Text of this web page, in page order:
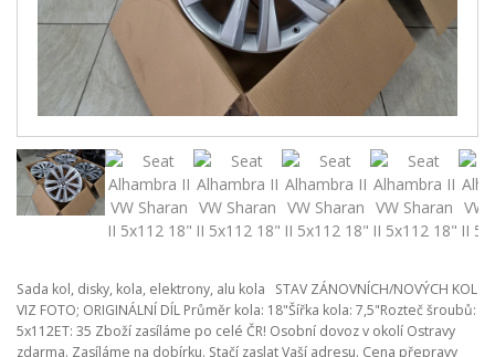
Sada kol, disky, kola, elektrony, alu kola STAV ZÁNOVNÍCH/NOVÝCH KOL
VIZ FOTO; ORIGINÁLNÍ DÍL Průměr kola: 18"Šířka kola: 7,5"Rozteč šroubů:
5x112ET: 35 Zboží zasíláme po celé ČR! Osobní dovoz v okolí Ostravy
zdarma. Zasíláme na dobírku. Stačí zaslat Vaší adresu. Cena přepravy